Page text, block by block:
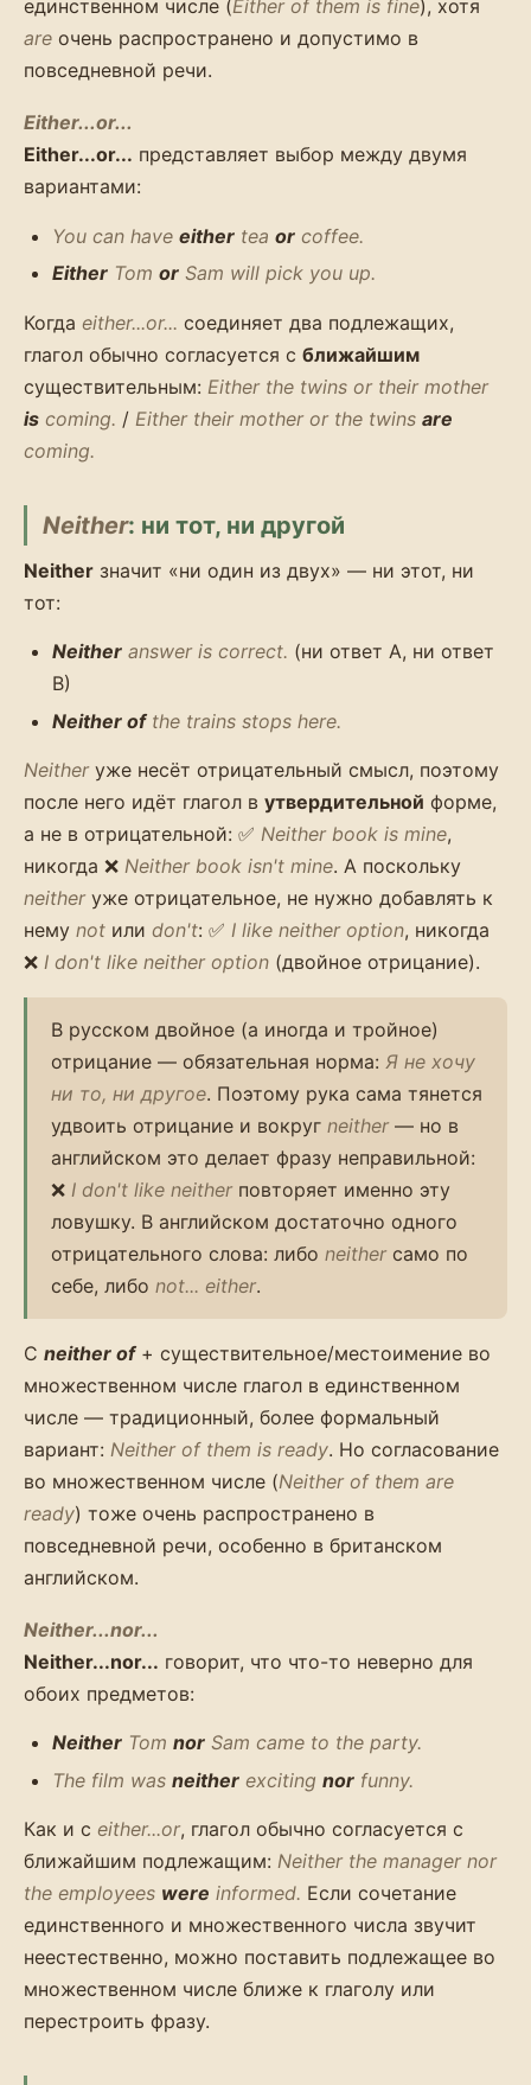
единственном числе (Either of them is fine), хотя
are очень распространено и допустимо в
повседневной речи.
Either...or...
Either...or... представляет выбор между двумя
вариантами:
You can have either tea or coffee.
Either Tom or Sam will pick you up.
Когда either...or... соединяет два подлежащих,
глагол обычно согласуется с ближайшим
существительным: Either the twins or their mother
is coming. / Either their mother or the twins are
coming.
Neither: ни тот, ни другой
Neither значит «ни один из двух» — ни этот, ни
тот:
Neither answer is correct. (ни ответ A, ни ответ
B)
Neither ofthe trains stops here.
Neitherуже несёт отрицательный смысл, поэтому
после него идёт глагол в утвердительной форме,
а не в отрицательной: ✅ Neither book is mine,
никогда ❌ Neither book isn't mine. А поскольку
neitherуже отрицательное, не нужно добавлять к
нему not или don't: ✅ I like neither option, никогда
❌ I don't like neither option (двойное отрицание).
В русском двойное (а иногда и тройное)
отрицание — обязательная норма: Я не хочу
ни то, ни другое. Поэтому рука сама тянется
удвоить отрицание и вокруг neither — но в
английском это делает фразу неправильной:
❌ I don't like neither повторяет именно эту
ловушку. В английском достаточно одного
отрицательного слова: либо neither само по
себе, либо not... either.
С neither of+ существительное/местоимение во
множественном числе глагол в единственном
числе — традиционный, более формальный
вариант: Neither of them is ready. Но согласование
во множественном числе (Neither of them are
ready) тоже очень распространено в
повседневной речи, особенно в британском
английском.
Neither...nor...
Neither...nor... говорит, что что-то неверно для
обоих предметов:
Neither Tom nor Sam came to the party.
The film was neither exciting nor funny.
Как и с either...or, глагол обычно согласуется с
ближайшим подлежащим: Neither the manager nor
the employees were informed. Если сочетание
единственного и множественного числа звучит
неестественно, можно поставить подлежащее во
множественном числе ближе к глаголу или
перестроить фразу.